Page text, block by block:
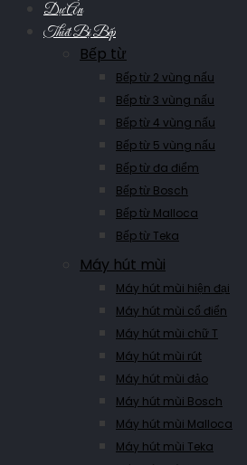
Dự Án
Thiết Bị Bếp
Bếp từ
Bếp từ 2 vùng nấu
Bếp từ 3 vùng nấu
Bếp từ 4 vùng nấu
Bếp từ 5 vùng nấu
Bếp từ đa điểm
Bếp từ Bosch
Bếp từ Malloca
Bếp từ Teka
Máy hút mùi
Máy hút mùi hiện đại
Máy hút mùi cổ điển
Máy hút mùi chữ T
Máy hút mùi rút
Máy hút mùi đảo
Máy hút mùi Bosch
Máy hút mùi Malloca
Máy hút mùi Teka